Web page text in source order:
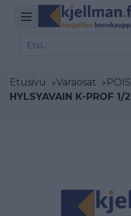
Etusivu >Varaosat >
HYLSYAVAIN K-PROF 1/